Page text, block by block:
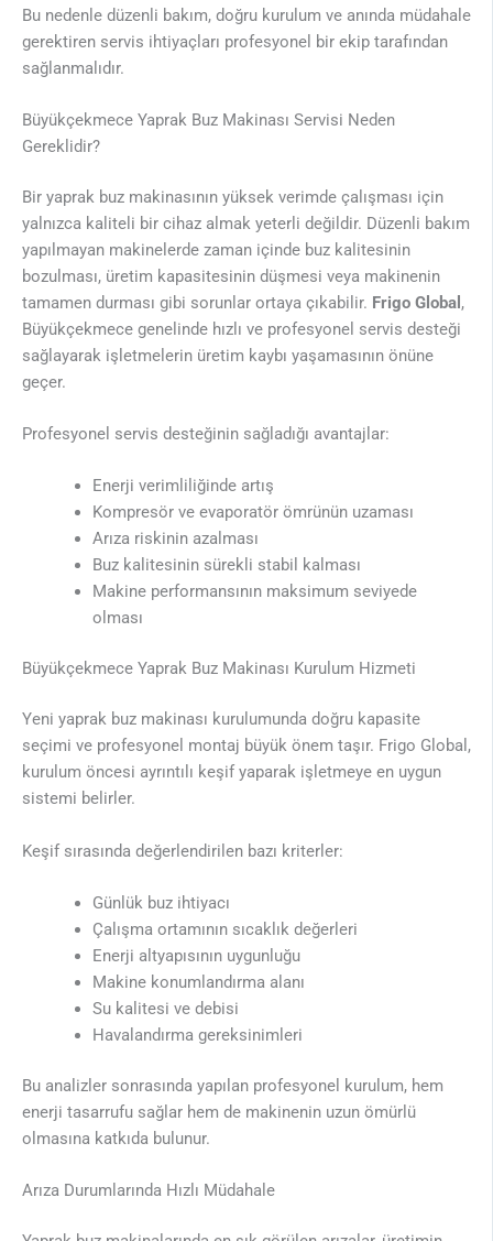
Bu nedenle düzenli bakım, doğru kurulum ve anında müdahale
gerektiren servis ihtiyaçları profesyonel bir ekip tarafından
sağlanmalıdır.
Büyükçekmece Yaprak Buz Makinası Servisi Neden
Gereklidir?
Bir yaprak buz makinasının yüksek verimde çalışması için
yalnızca kaliteli bir cihaz almak yeterli değildir. Düzenli bakım
yapılmayan makinelerde zaman içinde buz kalitesinin
bozulması, üretim kapasitesinin düşmesi veya makinenin
tamamen durması gibi sorunlar ortaya çıkabilir. Frigo Global ,
Büyükçekmece genelinde hızlı ve profesyonel servis desteği
sağlayarak işletmelerin üretim kaybı yaşamasının önüne
geçer.
Profesyonel servis desteğinin sağladığı avantajlar:
Enerji verimliliğinde artış
Kompresör ve evaporatör ömrünün uzaması
Arıza riskinin azalması
Buz kalitesinin sürekli stabil kalması
Makine performansının maksimum seviyede
olması
Büyükçekmece Yaprak Buz Makinası Kurulum Hizmeti
Yeni yaprak buz makinası kurulumunda doğru kapasite
seçimi ve profesyonel montaj büyük önem taşır. Frigo Global,
kurulum öncesi ayrıntılı keşif yaparak işletmeye en uygun
sistemi belirler.
Keşif sırasında değerlendirilen bazı kriterler:
Günlük buz ihtiyacı
Çalışma ortamının sıcaklık değerleri
Enerji altyapısının uygunluğu
Makine konumlandırma alanı
Su kalitesi ve debisi
Havalandırma gereksinimleri
Bu analizler sonrasında yapılan profesyonel kurulum, hem
enerji tasarrufu sağlar hem de makinenin uzun ömürlü
olmasına katkıda bulunur.
Arıza Durumlarında Hızlı Müdahale